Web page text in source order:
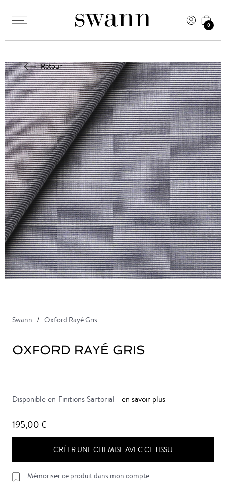
0
Retour
Swann Oxford Rayé Gris
OXFORD RAYÉ GRIS
-
Disponible en Finitions Sartorial - en savoir plus
195,00 €
CRÉER UNE CHEMISE AVEC CE TISSU
Mémoriser ce produit dans mon compte